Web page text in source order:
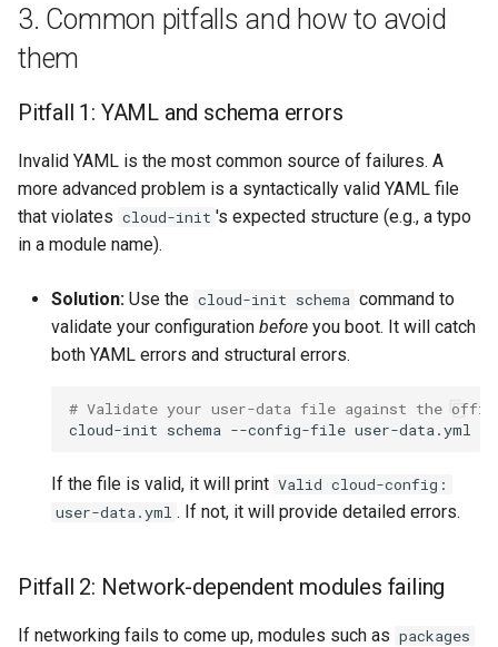
3. Common pitfalls and how to avoid
them
Pitfall 1: YAML and schema errors
Invalid YAML is the most common source of failures. A
more advanced problem is a syntactically valid YAML file
that violates cloud-init 's expected structure (e.g., a typo
in a module name).
Solution: Use the cloud-init schema command to
validate your configuration before you boot. It will catch
both YAML errors and structural errors.
# Validate your user-data file against the
cloud-init schema --config-file
If the file is valid, it will print Valid cloud-config:
user-data.yml . If not, it will provide detailed errors.
Pitfall 2: Network-dependent modules failing
If networking fails to come up, modules such as packages